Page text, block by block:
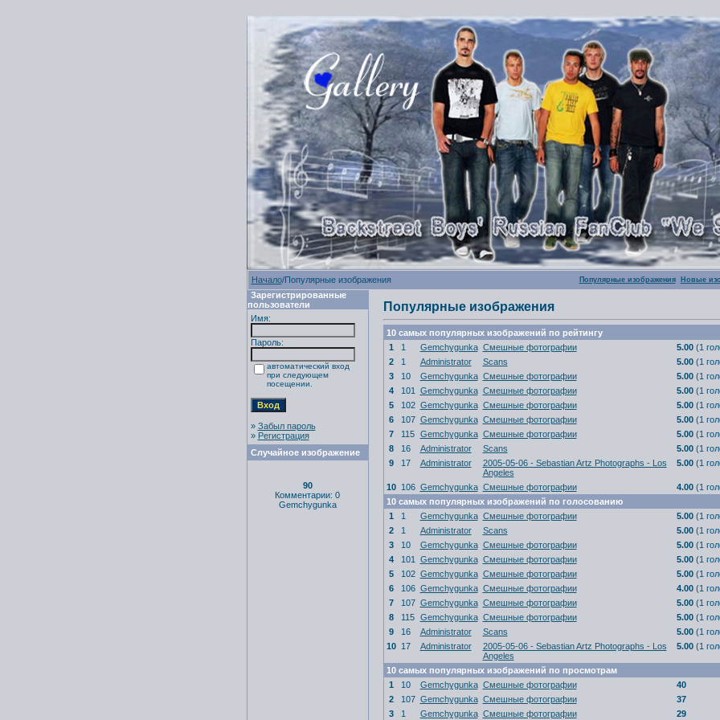
Начало/Популярные изображения Популярные изображения Новые
Зарегистрированные
пользователи
Имя:
Пароль:
автоматический вход
при следующем
посещении.
» Забыл пароль
» Регистрация
Случайное изображение
90
Комментарии: 0
Gemchygunka
Популярные изображения
10 самых популярных изображений по рейтингу
1
1 Gemchygunka Смешные фотографии 5.00(1
2
1 Administrator Scans 5.00(1
3
10 Gemchygunka Смешные фотографии 5.00(1
4
101 Gemchygunka Смешные фотографии 5.00(1
5
102 Gemchygunka Смешные фотографии 5.00(1
6
107 Gemchygunka Смешные фотографии 5.00(1
7
115 Gemchygunka Смешные фотографии 5.00(1
8
16 Administrator Scans 5.00(1
9
17 Administrator
2005-05-06 - Sebastian Artz Photographs - Los
Angeles
5.00(1
10 106 Gemchygunka Смешные фотографии 4.00(1
10 самых популярных изображений по голосованию
1
1 Gemchygunka Смешные фотографии 5.00(1
2
1 Administrator Scans 5.00(1
3
10 Gemchygunka Смешные фотографии 5.00(1
4
101 Gemchygunka Смешные фотографии 5.00(1
5
102 Gemchygunka Смешные фотографии 5.00(1
6
106 Gemchygunka Смешные фотографии 4.00(1
7
107 Gemchygunka Смешные фотографии 5.00(1
8
115 Gemchygunka Смешные фотографии 5.00(1
9
16 Administrator Scans 5.00(1
10
17 Administrator
2005-05-06 - Sebastian Artz Photographs - Los
Angeles
5.00(1
10 самых популярных изображений по просмотрам
1
10 Gemchygunka Смешные фотографии
40
2
107 Gemchygunka Смешные фотографии
37
3
1 Gemchygunka Смешные фотографии 29